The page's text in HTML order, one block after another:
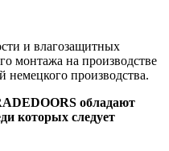
и влагозащитных
монтажа на производстве
производства.
обладают
которых следует